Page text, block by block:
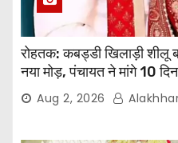
रोहतक: कबड्डी खिलाड़ी शीलू
नया मोड़, पंचायत ने मांगे 10
Aug 2, 2026